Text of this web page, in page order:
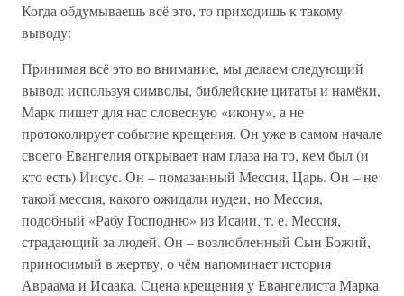
Когда обдумываешь всё это, то приходишь к такому
выводу:
Принимая всё это во внимание, мы делаем следующий
вывод: используя символы, библейские цитаты и намёки,
Марк пишет для нас словесную «икону», а не
протоколирует событие крещения. Он уже в самом начале
своего Евангелия открывает нам глаза на то, кем был (и
кто есть) Иисус. Он – помазанный Мессия, Царь. Он – не
такой мессия, какого ожидали иудеи, но Мессия,
подобный «Рабу Господню» из Исаии, т. е. Мессия,
страдающий за людей. Он – возлюбленный Сын Божий,
приносимый в жертву, о чём напоминает история
Авраама и Исаака. Сцена крещения у Евангелиста Марка